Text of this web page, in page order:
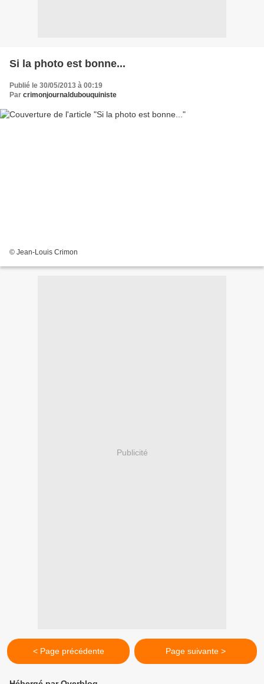
Si la photo est bonne...
Publié le 30/05/2013 à 00:19
Par crimonjournaldubouquiniste
© Jean-Louis Crimon
Publicité
< Page précédente Page suivante >